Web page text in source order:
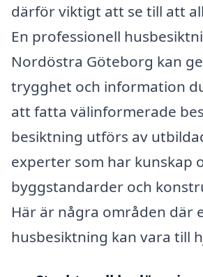
därför viktigt att se till att
En professionell
Nordöstra Göteborg kan
trygghet och information
att fatta välinformerade
besiktning utförs av
experter som har kunskap
byggstandarder och
Här är några områden där
husbesiktning kan vara till